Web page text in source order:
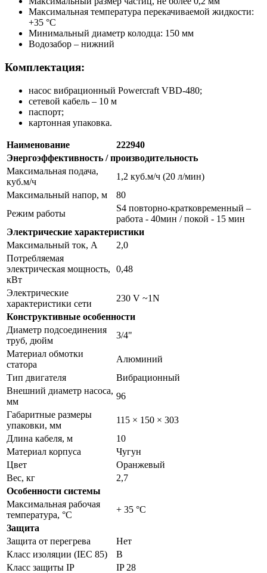
Максимальная температура перекачиваемой жидкости:
+35 °С
Минимальный диаметр колодца: 150 мм
Водозабор – нижний
Комплектация:
насос вибрационный Powercraft VBD-480;
сетевой кабель – 10 м
паспорт;
картонная упаковка.
Наименование
222940
Энергоэффективность / производительность
Максимальная подача,
куб.м/ч
1,2 куб.м/ч (20 л/мин)
Максимальный напор, м
80
Режим работы
S4 повторно-кратковременный –
работа - 40мин / покой - 15 мин
Электрические характеристики
Максимальный ток, А
2,0
Потребляемая
электрическая мощность,
кВт
0,48
Электрические
характеристики сети
230 V ~1N
Конструктивные особенности
Диаметр подсоединения
труб, дюйм
3/4"
Материал обмотки
статора
Алюминий
Тип двигателя
Вибрационный
Внешний диаметр насоса,
мм
96
Габаритные размеры
упаковки, мм
115 × 150 × 303
Длина кабеля, м
10
Материал корпуса
Чугун
Цвет
Оранжевый
Вес, кг
2,7
Особенности системы
Максимальная рабочая
температура, °С
+ 35 °C
Защита
Защита от перегрева
Нет
Класс изоляции (IEC 85)
В
Класс защиты IP
IP 28